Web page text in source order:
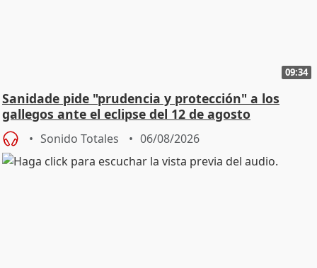
09:34
Sanidade pide "prudencia y protección" a los
gallegos ante el eclipse del 12 de agosto
Sonido Totales 06/08/2026